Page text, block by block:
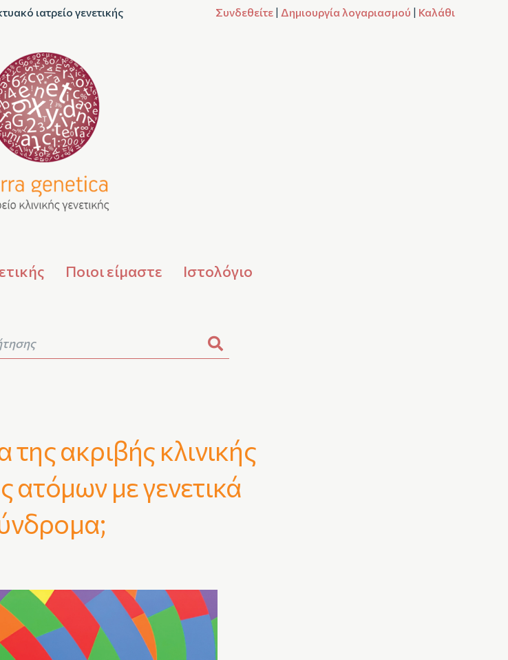
ιατρείο γενετικής Συνδεθείτε | Δημιουργία λογαριασμού | Καλάθι
Ποιοι είμαστε Ιστολόγιο
ακριβής κλινικής
ατόμων με γενετικά